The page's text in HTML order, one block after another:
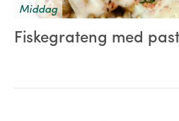
Middag
Fiskegrateng med